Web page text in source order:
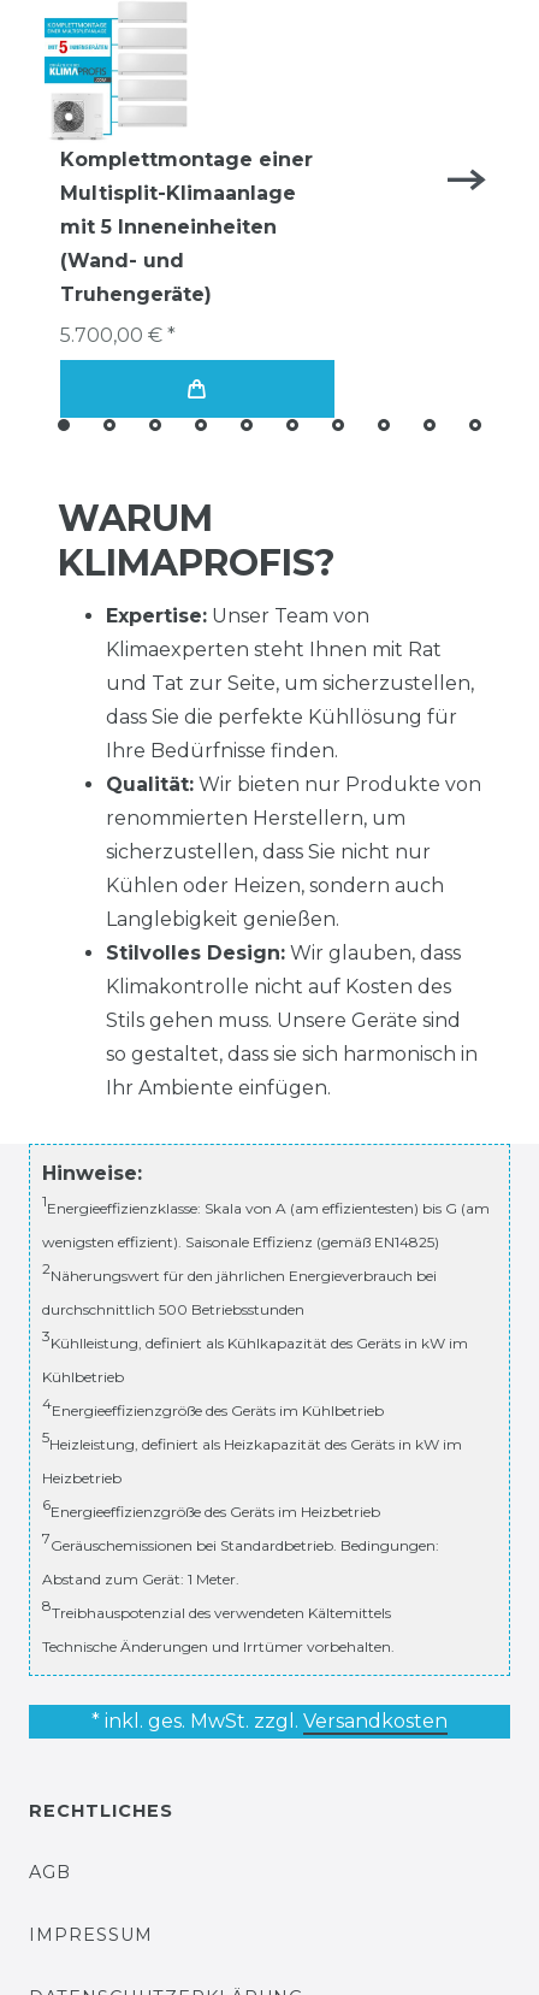
Komplettmontage einer
Multisplit-Klimaanlage
mit 5 Inneneinheiten
(Wand- und
Truhengeräte)
5.700,00 € *
WARUM
KLIMAPROFIS?
Expertise: Unser Team von
Klimaexperten steht Ihnen mit Rat
und Tat zur Seite, um sicherzustellen,
dass Sie die perfekte Kühllösung für
Ihre Bedürfnisse finden.
Qualität: Wir bieten nur Produkte von
renommierten Herstellern, um
sicherzustellen, dass Sie nicht nur
Kühlen oder Heizen, sondern auch
Langlebigkeit genießen.
Stilvolles Design: Wir glauben, dass
Klimakontrolle nicht auf Kosten des
Stils gehen muss. Unsere Geräte sind
so gestaltet, dass sie sich harmonisch in
Ihr Ambiente einfügen.
Hinweise:
1Energieeffizienzklasse: Skala von A (am effizientesten) bis G (am
wenigsten effizient). Saisonale Effizienz (gemäß EN14825)
2Näherungswert für den jährlichen Energieverbrauch bei
durchschnittlich 500 Betriebsstunden
3Kühlleistung, definiert als Kühlkapazität des Geräts in kW im
Kühlbetrieb
4Energieeffizienzgröße des Geräts im Kühlbetrieb
5Heizleistung, definiert als Heizkapazität des Geräts in kW im
Heizbetrieb
6Energieeffizienzgröße des Geräts im Heizbetrieb
7Geräuschemissionen bei Standardbetrieb. Bedingungen:
Abstand zum Gerät: 1 Meter.
8Treibhauspotenzial des verwendeten Kältemittels
Technische Änderungen und Irrtümer vorbehalten.
* inkl. ges. MwSt. zzgl. Versandkosten
RECHTLICHES
AGB
IMPRESSUM